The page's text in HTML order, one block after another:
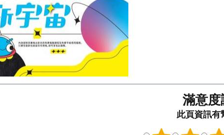
滿意度
此頁資訊有